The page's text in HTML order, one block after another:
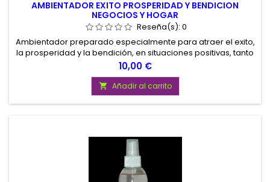
AMBIENTADOR EXITO PROSPERIDAD Y BENDICION
NEGOCIOS Y HOGAR
Reseña(s): 0
Ambientador preparado especialmente para atraer el exito,
la prosperidad y la bendición, en situaciones positivas, tanto
en el hogar como en el negocio. Contenido 200 ml.
Precio
10,00 €
 Añadir al carrito